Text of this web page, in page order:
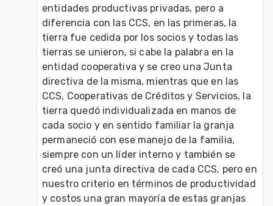
entidades productivas privadas, pero a
diferencia con las CCS, en las primeras, la
tierra fue cedida por los socios y todas las
tierras se unieron, si cabe la palabra en la
entidad cooperativa y se creo una Junta
directiva de la misma, mientras que en las
CCS, Cooperativas de Créditos y Servicios, la
tierra quedó individualizada en manos de
cada socio y en sentido familiar la granja
permaneció con ese manejo de la familia,
siempre con un líder interno y también se
creó una junta directiva de cada CCS, pero en
nuestro criterio en términos de productividad
y costos una gran mayoría de estas granjas